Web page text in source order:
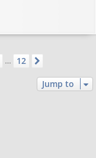
12
Jump to